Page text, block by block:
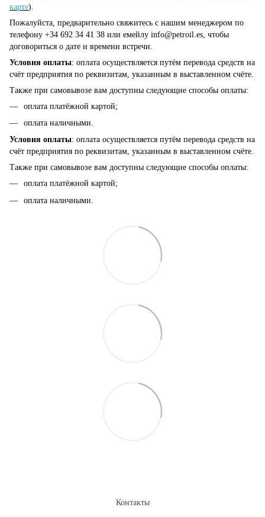
карте).
Пожалуйста, предварительно свяжитесь с нашим менеджером по
телефону +34 692 34 41 38 или емейлу info@petroil.es , чтобы
договориться о дате и времени встречи.
Условия оплаты: оплата осуществляется путём перевода средств на
счёт предприятия по реквизитам, указанным в выставленном счёте.
Также при самовывозе вам доступны следующие способы оплаты:
оплата платёжной картой;
оплата наличными.
Условия оплаты: оплата осуществляется путём перевода средств на
счёт предприятия по реквизитам, указанным в выставленном счёте.
Также при самовывозе вам доступны следующие способы оплаты:
оплата платёжной картой;
оплата наличными.
Контакты